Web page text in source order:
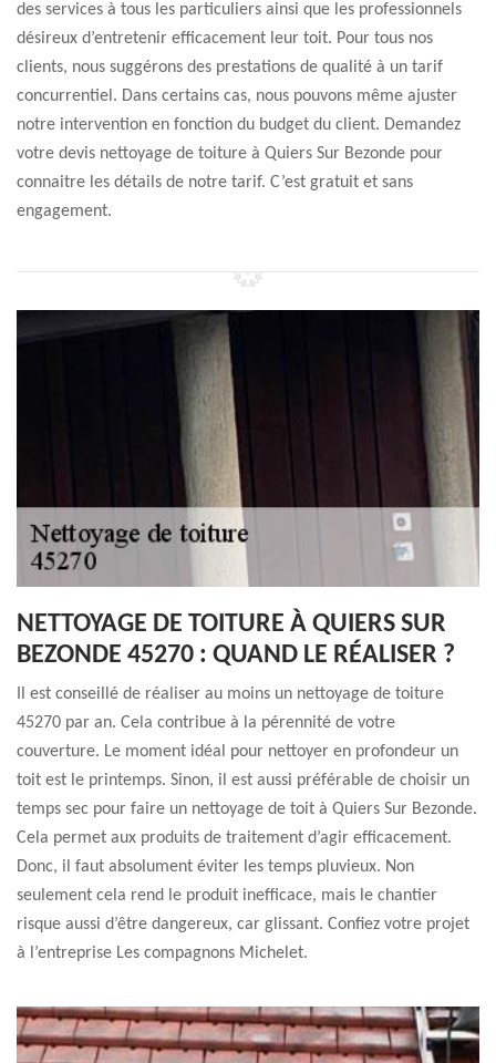
des services à tous les particuliers ainsi que les professionnels
désireux d’entretenir efficacement leur toit. Pour tous nos
clients, nous suggérons des prestations de qualité à un tarif
concurrentiel. Dans certains cas, nous pouvons même ajuster
notre intervention en fonction du budget du client. Demandez
votre devis nettoyage de toiture à Quiers Sur Bezonde pour
connaitre les détails de notre tarif. C’est gratuit et sans
engagement.
NETTOYAGE DE TOITURE À QUIERS SUR
BEZONDE 45270 : QUAND LE RÉALISER ?
Il est conseillé de réaliser au moins un nettoyage de toiture
45270 par an. Cela contribue à la pérennité de votre
couverture. Le moment idéal pour nettoyer en profondeur un
toit est le printemps. Sinon, il est aussi préférable de choisir un
temps sec pour faire un nettoyage de toit à Quiers Sur Bezonde.
Cela permet aux produits de traitement d’agir efficacement.
Donc, il faut absolument éviter les temps pluvieux. Non
seulement cela rend le produit inefficace, mais le chantier
risque aussi d’être dangereux, car glissant. Confiez votre projet
à l’entreprise Les compagnons Michelet.